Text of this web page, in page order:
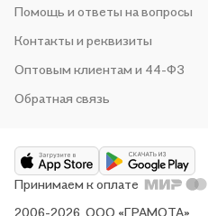
Помощь и ответы на вопросы
Контакты и реквизиты
Оптовым клиентам и 44-ФЗ
Обратная связь
2006-2026, ООО «ГРАМОТА»
Принимаем к оплате